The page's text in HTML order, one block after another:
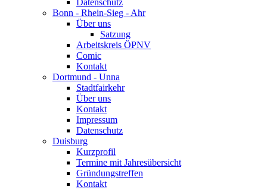
Datenschutz
Bonn - Rhein-Sieg - Ahr
Über uns
Satzung
Arbeitskreis ÖPNV
Comic
Kontakt
Dortmund - Unna
Stadtfairkehr
Über uns
Kontakt
Impressum
Datenschutz
Duisburg
Kurzprofil
Termine mit Jahresübersicht
Gründungstreffen
Kontakt